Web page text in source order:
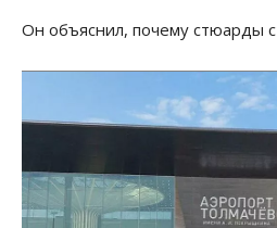
Он объяснил, почему стюарды